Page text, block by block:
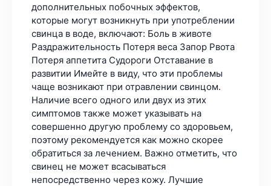
дополнительных побочных эффектов,
которые могут возникнуть при употреблении
свинца в воде, включают: Боль в животе
Раздражительность Потеря веса Запор Рвота
Потеря аппетита Судороги Отставание в
развитии Имейте в виду, что эти проблемы
чаще возникают при отравлении свинцом.
Наличие всего одного или двух из этих
симптомов также может указывать на
совершенно другую проблему со здоровьем,
поэтому рекомендуется как можно скорее
обратиться за лечением. Важно отметить, что
свинец не может всасываться
непосредственно через кожу. Лучшие